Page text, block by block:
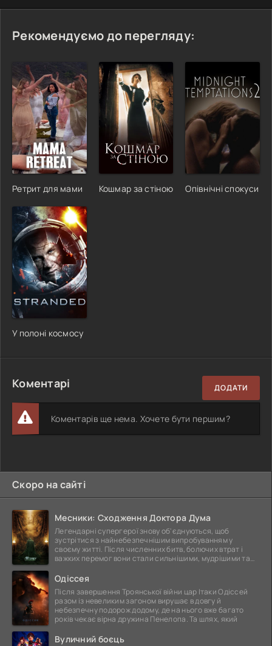
Рекомендуємо до перегляду:
Ретрит для мами Кошмар за стіною Опівнічні спокуси
У полоні космосу
Коментарі ДОДАТИ
Коментарів ще нема. Хочете бути першим?
Скоро на сайті
Месники: Сходження Доктора Дума
Легендарні супергерої знову об'єднуються, щоб
зустрітися з найнебезпечнішим випробуванням у
своєму житті. Після численних битв, болючих втрат і
важких перемог вони стали сильнішими, мудрішими та
Одіссея
Після завершення Троянської війни цар Ітаки Одіссей
разом із невеликим загоном вирушає в довгу й
небезпечну подорож додому, де на нього вже багато
років чекає вірна дружина Пенелопа. Та шлях, який
Вуличний боєць